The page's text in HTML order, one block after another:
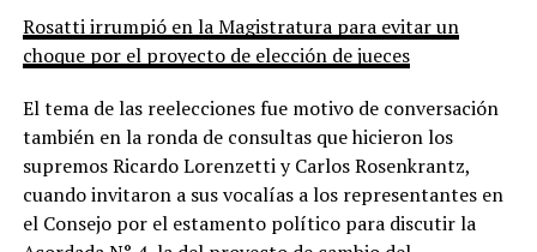
Rosatti irrumpió en la Magistratura para evitar un
choque por el proyecto de elección de jueces
El tema de las reelecciones fue motivo de conversación
también en la ronda de consultas que hicieron los
supremos Ricardo Lorenzetti y Carlos Rosenkrantz,
cuando invitaron a sus vocalías a los representantes en
el Consejo por el estamento político para discutir la